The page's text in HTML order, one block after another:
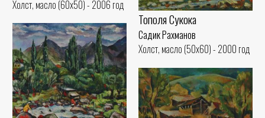
Холст, масло (60x50) - 2006 год
Тополя Сукока
Садик Рахманов
Холст, масло (50x60) - 2000 год